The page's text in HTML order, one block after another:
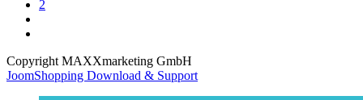
2
Copyright MAXXmarketing GmbH
JoomShopping Download & Support